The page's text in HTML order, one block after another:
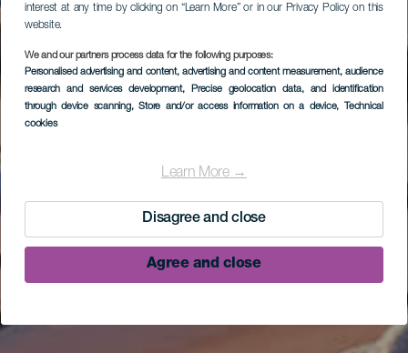
interest at any time by clicking on “Learn More” or in our Privacy Policy on this
website.
We and our partners process data for the following purposes:
Personalised advertising and content, advertising and content measurement, audience
research and services development, Precise geolocation data, and identification
through device scanning, Store and/or access information on a device, Technical
cookies
Learn More →
Disagree and close
Agree and close